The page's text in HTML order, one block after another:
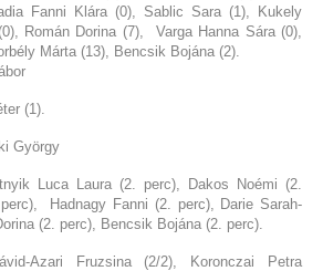
Fanni Klára (0), Sablic Sara (1), Kukely
Román Dorina (7), Varga Hanna Sára (0),
Márta (13), Bencsik Bojána (2).
(1).
György
Luca Laura (2. perc), Dakos Noémi (2.
Hadnagy Fanni (2. perc), Darie Sarah-
(2. perc), Bencsik Bojána (2. perc).
Azari Fruzsina (2/2), Koronczai Petra